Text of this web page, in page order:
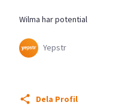
Wilma har potential
Yepstr
Dela Profil